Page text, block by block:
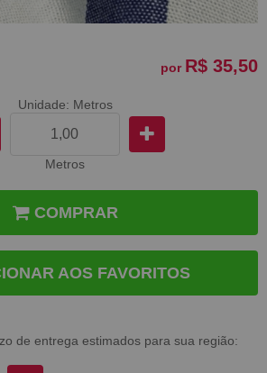
por R$ 35,50
Unidade: Metros
Metros
COMPRAR
AOS FAVORITOS
de entrega estimados para sua região: